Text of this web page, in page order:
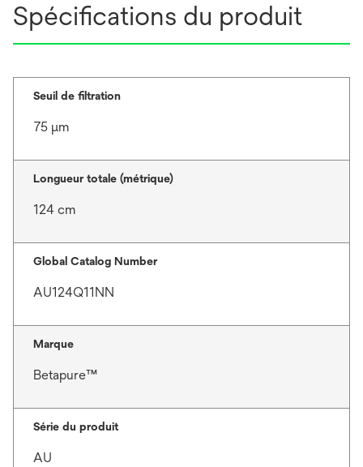
Spécifications du produit
Seuil de filtration
75 μm
Longueur totale (métrique)
124 cm
Global Catalog Number
AU124Q11NN
Marque
Betapure™
Série du produit
AU